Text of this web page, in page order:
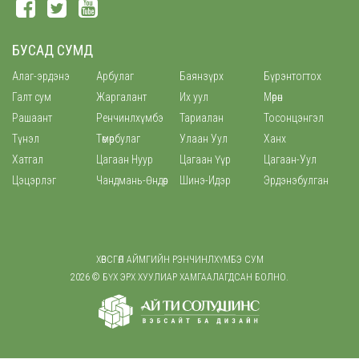
БУСАД СУМД
Алаг-эрдэнэ Арбулаг Баянзүрх
Бүрэнтогтох
Галт сум
Жаргалант Их уул
Мөрөн
Рашаант
Ренчинлхүмбэ Тариалан
Тосонцэнгэл
Түнэл
Төмөрбулаг Улаан Уул
Ханх
Хатгал
Цагаан Нуур Цагаан Үүр
Цагаан-Уул
Цэцэрлэг
Чандмань-Өндөр Шинэ-Идэр Эрдэнэбулган
ХӨВСГӨЛ АЙМГИЙН РЭНЧИНЛХҮМБЭ СУМ
2026 © БҮХ ЭРХ ХУУЛИАР ХАМГААЛАГДСАН БОЛНО.